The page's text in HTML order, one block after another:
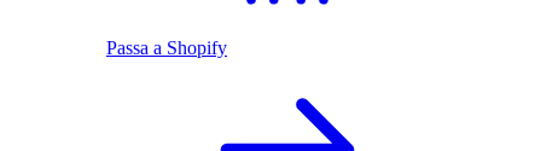
Passa a Shopify